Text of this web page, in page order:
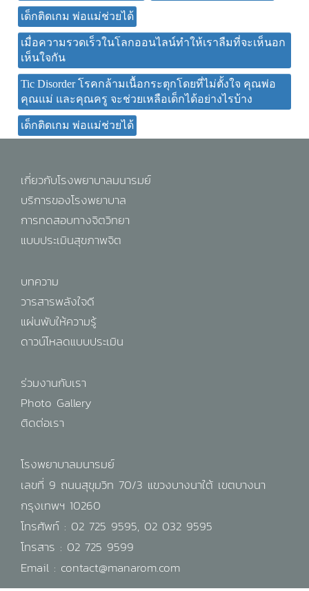
เด็กติดเกม พ่อแม่ช่วยได้
เมื่อความรวดเร็วในโลกออนไลน์ทำให้เราลืมที่จะเห็นอก
เห็นใจกัน
Tic Disorder โรคกล้ามเนื้อกระตุกโดยที่ไม่ตั้งใจ คุณพ่อ
คุณแม่ และคุณครู จะช่วยเหลือเด็กได้อย่างไรบ้าง
เด็กติดเกม พ่อแม่ช่วยได้
เกี่ยวกับโรงพยาบาลมนารมย์
บริการของโรงพยาบาล
การทดสอบทางจิตวิทยา
แบบประเมินสุขภาพจิต
บทความ
วารสารพลังใจดี
แผ่นพับให้ความรู้
ดาวน์โหลดแบบประเมิน
ร่วมงานกับเรา
Photo Gallery
ติดต่อเรา
โรงพยาบาลมนารมย์
เลขที่ 9 ถนนสุขุมวิท 70/3 แขวงบางนาใต้ เขตบางนา
กรุงเทพฯ 10260
โทรศัพท์ : 02 725 9595, 02 032 9595
โทรสาร : 02 725 9599
Email : contact@manarom.com